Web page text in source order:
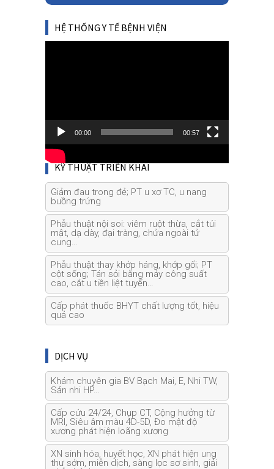
HỆ THỐNG Y TẾ BỆNH VIỆN
00:00 00:57
KỸ THUẬT TRIỂN KHAI
Giảm đau trong đẻ; PT u xơ TC, u nang
buồng trứng
Phẫu thuật nội soi: viêm ruột thừa, cắt túi
mật, dạ dày, đại tràng, chửa ngoài tử
cung…
Phẫu thuật thay khớp háng, khớp gối; PT
cột sống; Tán sỏi bằng máy công suất
cao, cắt u tiền liệt tuyến…
Cấp phát thuốc BHYT chất lượng tốt, hiệu
quả cao
DỊCH VỤ
Khám chuyên gia BV Bạch Mai, E, Nhi TW,
Sản nhi HP…
Cấp cứu 24/24, Chụp CT, Cộng hưởng từ
MRI, Siêu âm màu 4D-5D, Đo mật độ
xương phát hiện loãng xương
XN sinh hóa, huyết học, XN phát hiện ung
thư sớm, miễn dịch, sàng lọc sơ sinh, giải